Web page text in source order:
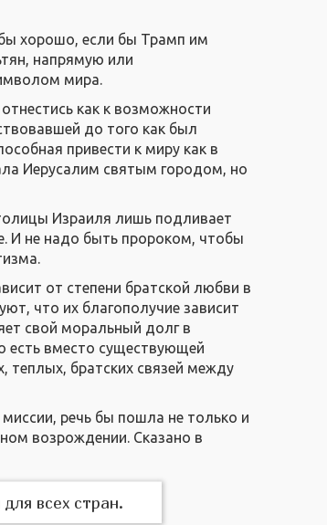
бы хорошо, если бы Трамп им
напрямую или
мира.
как к возможности
до того как был
привести к миру как в
Иерусалим святым городом, но
Израиля лишь подливает
И не надо быть пророком, чтобы
от степени братской любви в
что их благополучие зависит
свой моральный долг в
есть вместо существующей
теплых, братских связей между
речь бы пошла не только и
возрождении. Сказано в
всех стран.